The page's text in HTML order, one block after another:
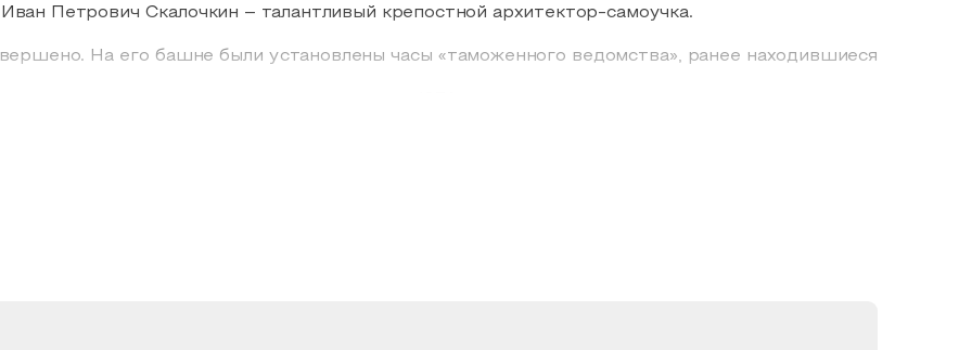
Петрович Скалочкин – талантливый крепостной архитектор-самоучка.
На его башне были установлены часы «таможенного ведомства», ранее находившиеся
которая существовала здесь до 1974 года.
горисполкома Юрия Дмитриевича Гаранькина здание было передано городу.
30 апреля 1983 года в нем был открыт отдел досоветской истории Оренбургского